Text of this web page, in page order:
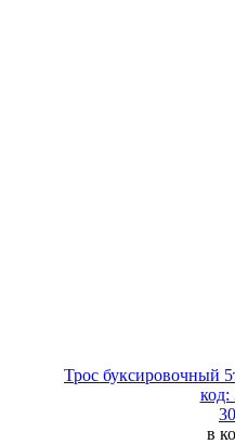
Трос буксировочный
код:
в